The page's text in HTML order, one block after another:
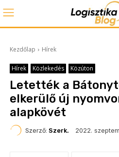
Kezdőlap Hírek
Hírek Közlekedés Közúton
Letették a
elkerülő új
alapkövét
Szerző: Szerk. 2022.